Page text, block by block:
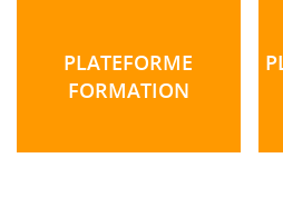
PLATEFORME
FORMATION